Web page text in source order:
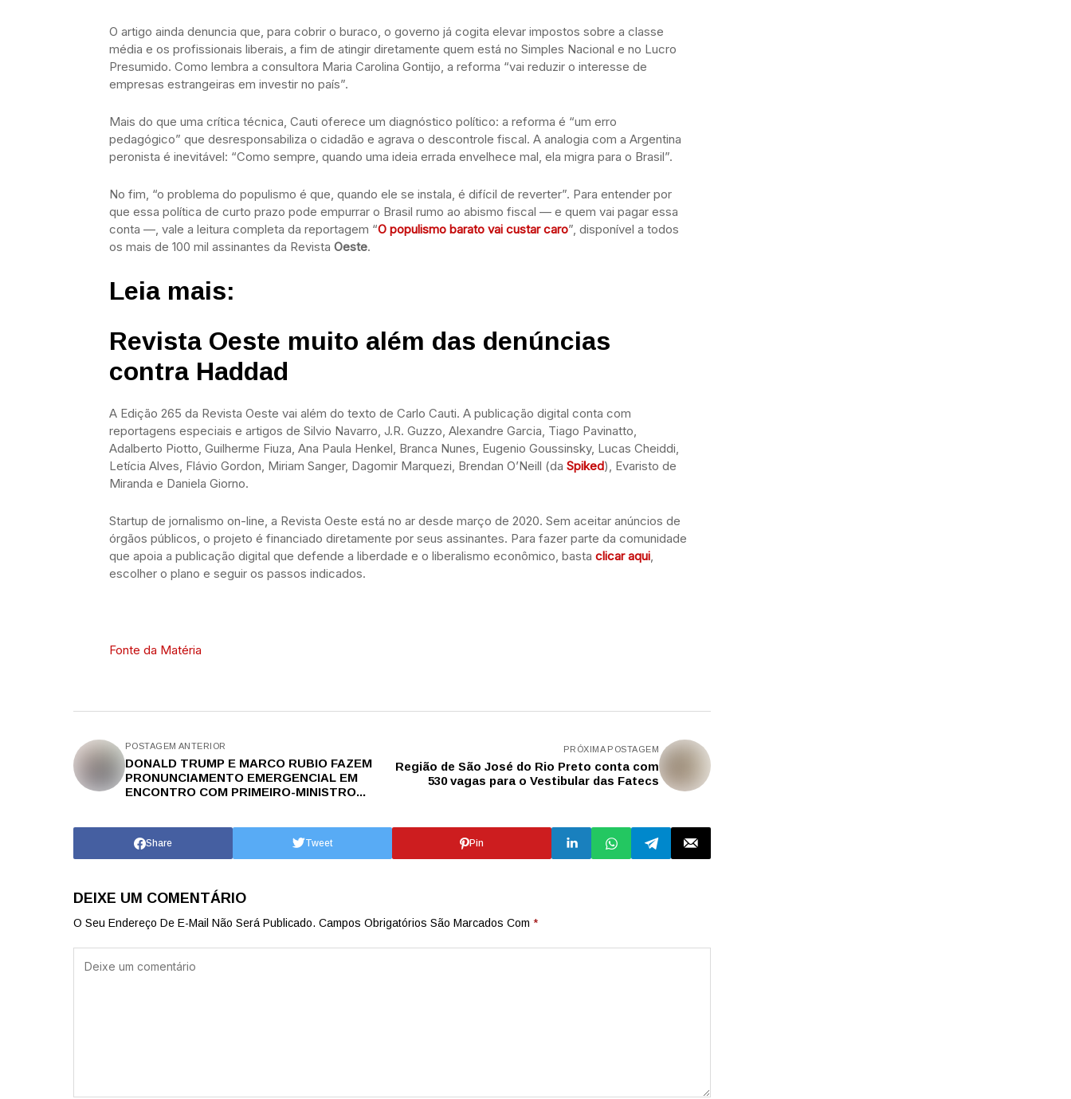
O artigo ainda denuncia que, para cobrir o buraco, o governo já cogita elevar impostos sobre a classe
média e os profissionais liberais, a fim de atingir diretamente quem está no Simples Nacional e no Lucro
Presumido. Como lembra a consultora Maria Carolina Gontijo, a reforma “vai reduzir o interesse de
empresas estrangeiras em investir no país”.
Mais do que uma crítica técnica, Cauti oferece um diagnóstico político: a reforma é “um erro
pedagógico” que desresponsabiliza o cidadão e agrava o descontrole fiscal. A analogia com a Argentina
peronista é inevitável: “Como sempre, quando uma ideia errada envelhece mal, ela migra para o Brasil”.
No fim, “o problema do populismo é que, quando ele se instala, é difícil de reverter”. Para entender por
que essa política de curto prazo pode empurrar o Brasil rumo ao abismo fiscal — e quem vai pagar essa
conta —, vale a leitura completa da reportagem “O populismo barato vai custar caro”, disponível a todos
os mais de 100 mil assinantes da Revista Oeste.
Leia mais:
Revista Oeste muito além das denúncias
contra Haddad
A Edição 265 da Revista Oeste vai além do texto de Carlo Cauti. A publicação digital conta com
reportagens especiais e artigos de Silvio Navarro, J.R. Guzzo, Alexandre Garcia, Tiago Pavinatto,
Adalberto Piotto, Guilherme Fiuza, Ana Paula Henkel, Branca Nunes, Eugenio Goussinsky, Lucas Cheiddi,
Letícia Alves, Flávio Gordon, Miriam Sanger, Dagomir Marquezi, Brendan O’Neill (da Spiked), Evaristo de
Miranda e Daniela Giorno.
Startup de jornalismo on-line, a Revista Oeste está no ar desde março de 2020. Sem aceitar anúncios de
órgãos públicos, o projeto é financiado diretamente por seus assinantes. Para fazer parte da comunidade
que apoia a publicação digital que defende a liberdade e o liberalismo econômico, basta clicar aqui,
escolher o plano e seguir os passos indicados.
Fonte da Matéria
POSTAGEM ANTERIOR
DONALD TRUMP E MARCO RUBIO FAZEM
PRONUNCIAMENTO EMERGENCIAL EM
ENCONTRO COM PRIMEIRO-MINISTRO...
PRÓXIMA POSTAGEM
Região de São José do Rio Preto conta com
530 vagas para o Vestibular das Fatecs
Share Tweet Pin
DEIXE UM COMENTÁRIO
O Seu Endereço De E-Mail Não Será Publicado. Campos Obrigatórios São Marcados Com *